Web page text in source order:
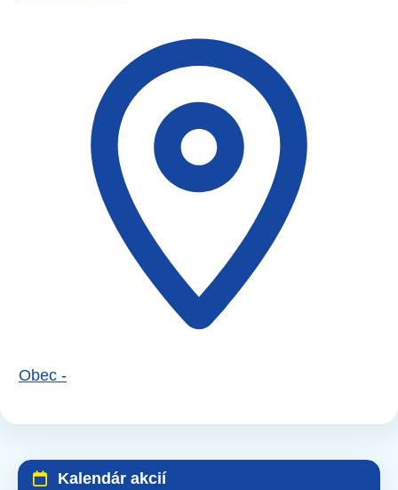
Obec -
Kalendár akcií